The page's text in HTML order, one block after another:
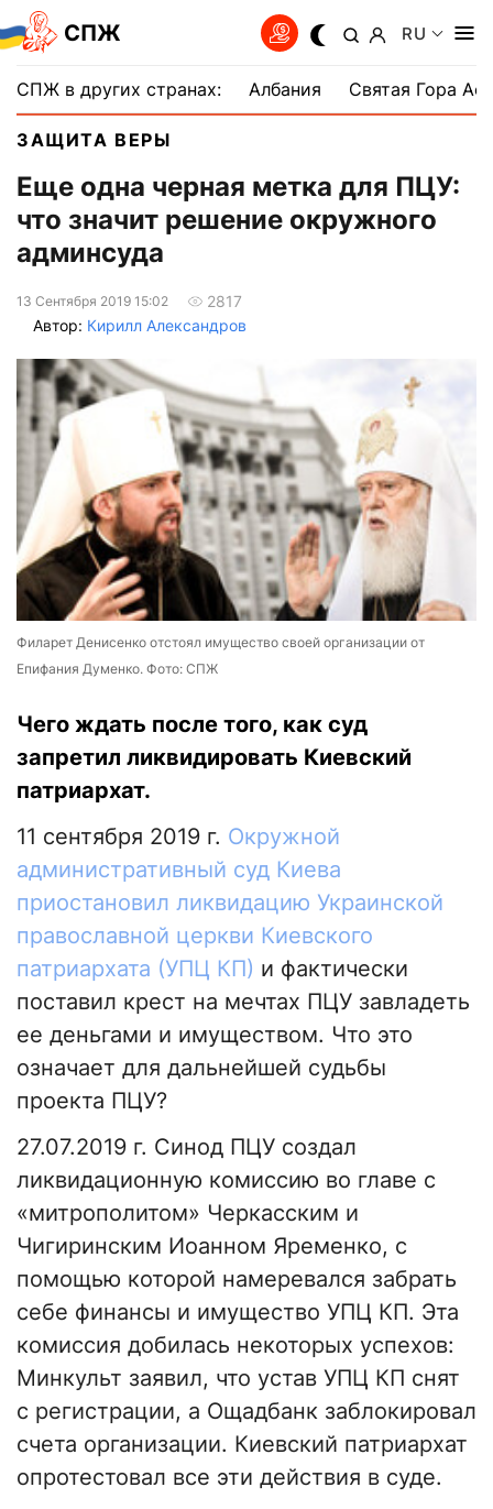
СПЖ RU
СПЖ в других странах: Албания Святая Гора
ЗАЩИТА ВЕРЫ
Еще одна черная метка для ПЦУ:
что значит решение окружного
админсуда
13 Сентября 2019 15:02
2817
Автор: Кирилл Александров
Филарет Денисенко отстоял имущество своей организации от
Епифания Думенко. Фото: СПЖ
Чего ждать после того, как суд
запретил ликвидировать Киевский
патриархат.
11 сентября 2019 г. Окружной
административный суд Киева
приостановил ликвидацию Украинской
православной церкви Киевского
патриархата (УПЦ КП) и фактически
поставил крест на мечтах ПЦУ завладеть
ее деньгами и имуществом. Что это
означает для дальнейшей судьбы
проекта ПЦУ?
27.07.2019 г. Синод ПЦУ создал
ликвидационную комиссию во главе с
«митрополитом» Черкасским и
Чигиринским Иоанном Яременко, с
помощью которой намеревался забрать
себе финансы и имущество УПЦ КП. Эта
комиссия добилась некоторых успехов:
Минкульт заявил, что устав УПЦ КП снят
с регистрации, а Ощадбанк заблокировал
счета организации. Киевский патриархат
опротестовал все эти действия в суде.